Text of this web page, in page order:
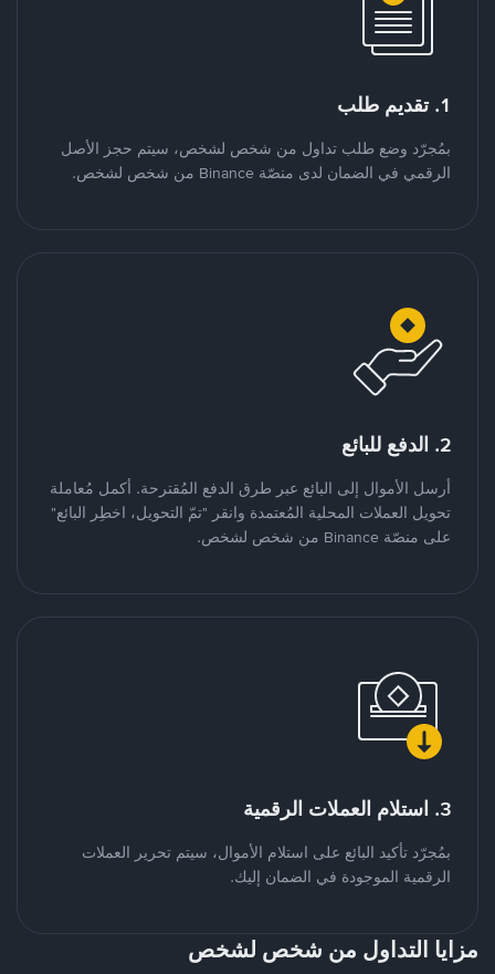
1. تقديم طلب
بمُجرّد وضع طلب تداول من شخص لشخص، سيتم حجز الأصل
الرقمي في الضمان لدى منصّة Binance من شخص لشخص.
2. الدفع للبائع
أرسل الأموال إلى البائع عبر طرق الدفع المُقترحة. أكمل مُعاملة
تحويل العملات المحلية المُعتمدة وانقر "تمّ التحويل، اخطِر البائع"
على منصّة Binance من شخص لشخص.
3. استلام العملات الرقمية
بمُجرّد تأكيد البائع على استلام الأموال، سيتم تحرير العملات
الرقمية الموجودة في الضمان إليك.
مزايا التداول من شخص لشخص